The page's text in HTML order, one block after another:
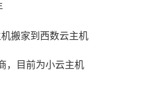
搬家到西数云主机
，目前为小云主机